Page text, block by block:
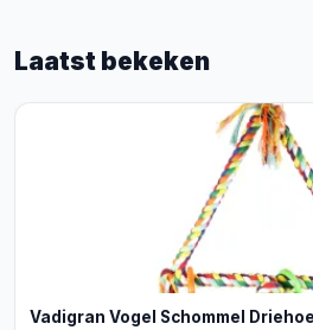
Laatst bekeken
Vadigran Vogel Schommel